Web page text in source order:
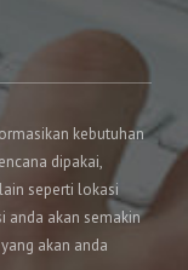
kebutuhan
dipakai,
seperti lokasi
anda akan semakin
akan anda